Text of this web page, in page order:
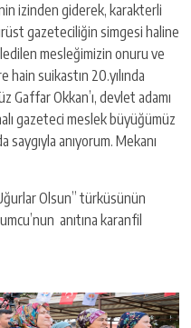
izinden giderek, karakterli
gazeteciliğin simgesi haline
mesleğimizin onuru ve
suikastın 20.yılında
Gaffar Okkan’ı, devlet adamı
gazeteci meslek büyüğümüz
saygıyla anıyorum. Mekanı
Olsun” türküsünün
anıtına karanfil